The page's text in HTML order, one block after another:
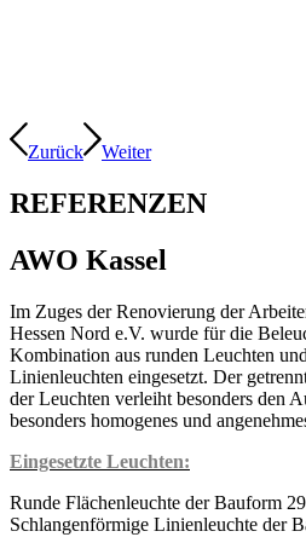
Zurück Weiter
REFERENZEN
AWO Kassel
Im Zuges der Renovierung der
Hessen Nord e.V. wurde für die
Kombination aus runden Leuchten
Linienleuchten eingesetzt. Der
der Leuchten verleiht besonders den
besonders homogenes und
Eingesetzte Leuchten:
Runde Flächenleuchte der Bauform
Schlangenförmige Linienleuchte der